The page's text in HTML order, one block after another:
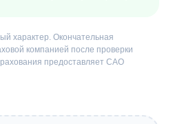
характер. Окончательная
компанией после проверки
предоставляет САО